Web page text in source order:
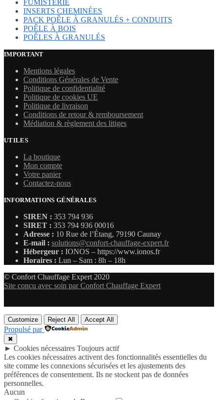
FUMISTERIE
INSERTS CHEMINÉES
PACK POÊLE À GRANULÉS + CONDUITS
POÊLE À BOIS
POÊLES À GRANULÉS
IMPORTANT
Mentions légales
Conditions Générales de Vente
Politique de confidentialité
Politique de cookies UE
Politique de livraison
Conditions de retour & remboursement
Médiation & règlement des litiges
UTILES
La boutique
Mon compte
Votre panier
Contactez-nous
INFORMATIONS GÉNÉRALES
SIREN : 353 794 936
SIRET : 353 794 936 00016
Adresse : 10 Rue de l’Étang, 79190 Caunay
E-mail : solutions@confort-chauffage-expert.fr
Hébergeur : IONOS – https://www.ionos.fr
Horaires : Lun – Sam : 8h – 18h
© Confort Chauffage Expert 2020
Site conçu avec soin par Confort Chauffage Expert
Customize Reject All Accept All
Propulsé par
✖
► Cookies nécessaires Toujours actif
Les cookies nécessaires activent des fonctionnalités essentielles du
site comme les connexions sécurisées et les ajustements des
préférences de consentement. Ils ne stockent pas de données
personnelles.
Aucun